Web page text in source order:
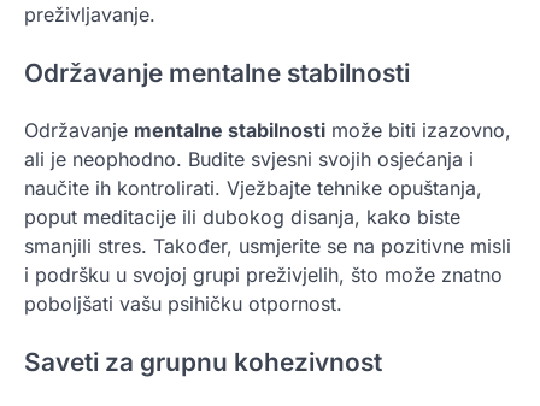
preživljavanje.
Održavanje mentalne stabilnosti
Održavanje mentalne stabilnosti može biti izazovno,
ali je neophodno. Budite svjesni svojih osjećanja i
naučite ih kontrolirati. Vježbajte tehnike opuštanja,
poput meditacije ili dubokog disanja, kako biste
smanjili stres. Također, usmjerite se na pozitivne misli
i podršku u svojoj grupi preživjelih, što može znatno
poboljšati vašu psihičku otpornost.
Saveti za grupnu kohezivnost